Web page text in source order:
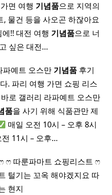
면 여행 기념품으로 지역의
물건 등을 사오곤 하잖아요
!! 대전 여행 기념품으로 너
싶은 대전…
파예트 오스만 기념품 후기 ​
. 파리 여행 가면 쇼핑 리스
로 갤러리 라파예트 오스만
품을 사기 위해 식품관만 제
매일 오전 10시 – 오후 8시
11시 – 오후…
ෆ 따룬파마트 쇼핑리스트 ෆ
털기는 꼬옥 해야겠지요 따
현지